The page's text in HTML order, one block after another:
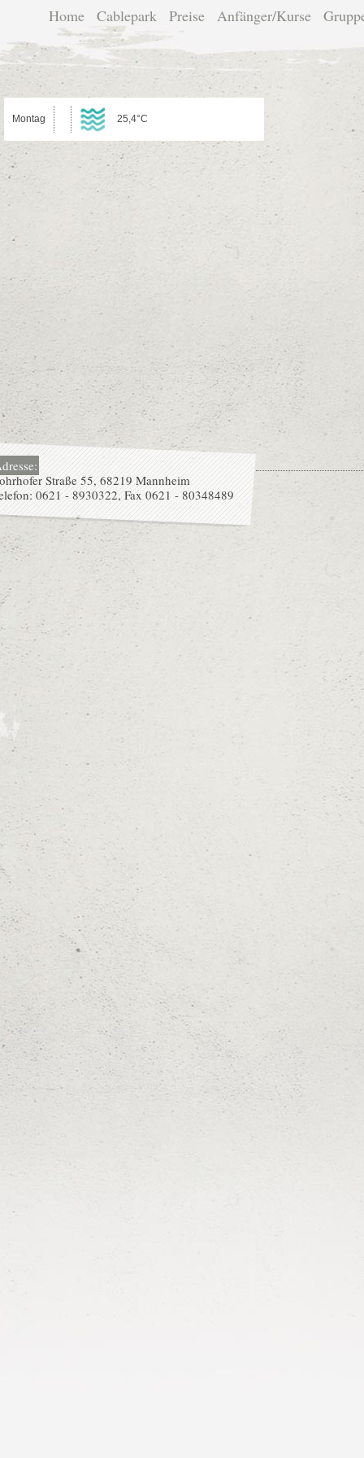
Home Cablepark Preise Anfänger/Kurse
Montag 25,4°C
Straße 55, 68219 Mannheim
0621 - 8930322, Fax 0621 - 80348489